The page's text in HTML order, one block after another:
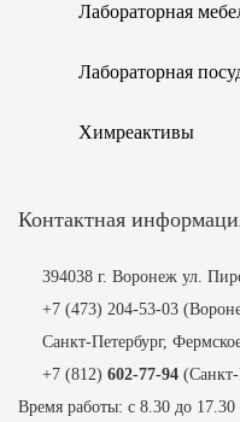
Лабораторная
Лабораторная
Химреактивы
Контактная
394038 г. Воронеж ул.
+7 (473) 204-53-03
Санкт-Петербург,
+7 (812) 602-77-94 (Санкт-
Время работы: с 8.30 до